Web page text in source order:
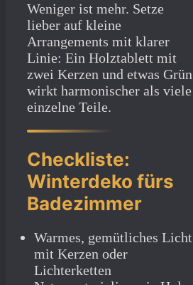
Weniger ist mehr. Setze
lieber auf kleine
Arrangements mit klarer
Linie: Ein Holztablett mit
zwei Kerzen und etwas Grün
wirkt harmonischer als viele
einzelne Teile.
Checkliste:
Winterdeko fürs
Badezimmer
Warmes, gemütliches Licht
mit Kerzen oder
Lichterketten